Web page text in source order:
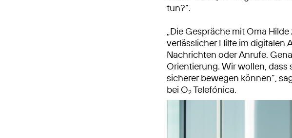
tun?“.
„Die Gespräche mit Oma
verlässlicher Hilfe im digitalen
Nachrichten oder Anrufe.
Orientierung. Wir wollen,
sicherer bewegen können“,
bei O2Telefónica.